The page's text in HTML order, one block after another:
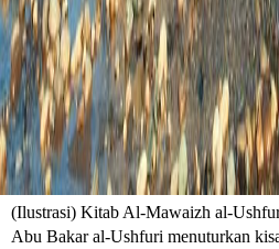
(Ilustrasi) Kitab Al-Mawaizh al-
Abu Bakar al-Ushfuri menuturkan